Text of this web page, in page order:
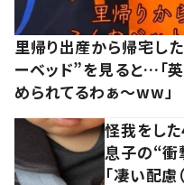
里帰り出産から帰宅し
ーベッド”を見ると…「
められてるわぁ～ww」
怪我をし
息子の“
「凄い配慮